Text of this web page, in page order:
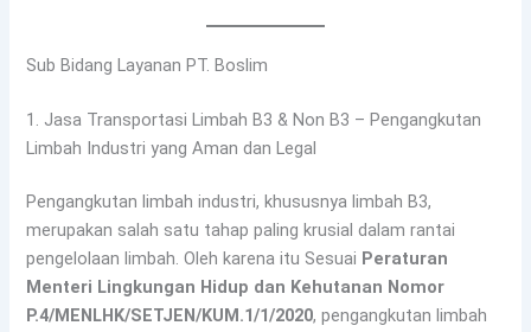
Sub Bidang Layanan PT. Boslim
1. Jasa Transportasi Limbah B3 & Non B3 – Pengangkutan
Limbah Industri yang Aman dan Legal
Pengangkutan limbah industri, khususnya limbah B3,
merupakan salah satu tahap paling krusial dalam rantai
pengelolaan limbah. Oleh karena itu Sesuai Peraturan
Menteri Lingkungan Hidup dan Kehutanan Nomor
P.4/MENLHK/SETJEN/KUM.1/1/2020, pengangkutan limbah